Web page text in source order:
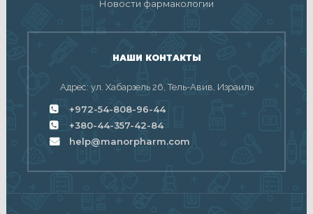
Новости фармакологии
НАШИ КОНТАКТЫ
Адрес: ул. Хабарзель 26, Тель-Авив, Израиль
+972-54-808-96-44
+380-44-357-42-84
help@manorpharm.com